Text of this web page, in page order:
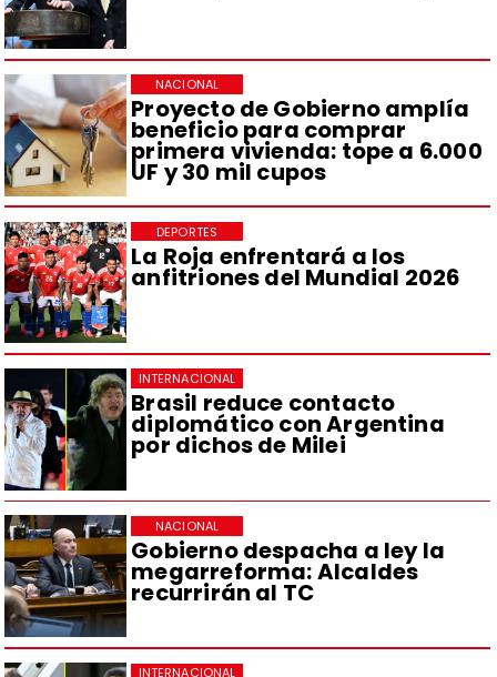
Proyecto de Gobierno amplía
beneficio para comprar
primera vivienda: tope a 6.000
UF y 30 mil cupos
NACIONAL
La Roja enfrentará a los
anfitriones del Mundial 2026
DEPORTES
Brasil reduce contacto
diplomático con Argentina
por dichos de Milei
INTERNACIONAL
Gobierno despacha a ley la
megarreforma: Alcaldes
recurrirán al TC
NACIONAL
INTERNACIONAL